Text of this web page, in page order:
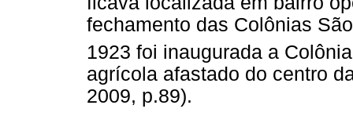
fechamento das Colônias
1923 foi inaugurada a
agrícola afastado do centro
2009, p.89).